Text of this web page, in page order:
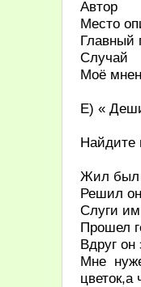
Автор
Место
Главный
Случай
Моё
Е) «
Найдите
Жил был
Решил
Слуги
Прошел
Вдруг
Мне
цветок,а